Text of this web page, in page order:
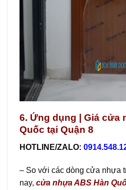
6. Ứng dụng | Giá cửa
Quốc tại Quận 8
HOTLINE/ZALO:
– So với các dòng cửa nhựa
nay, cửa nhựa ABS Hàn